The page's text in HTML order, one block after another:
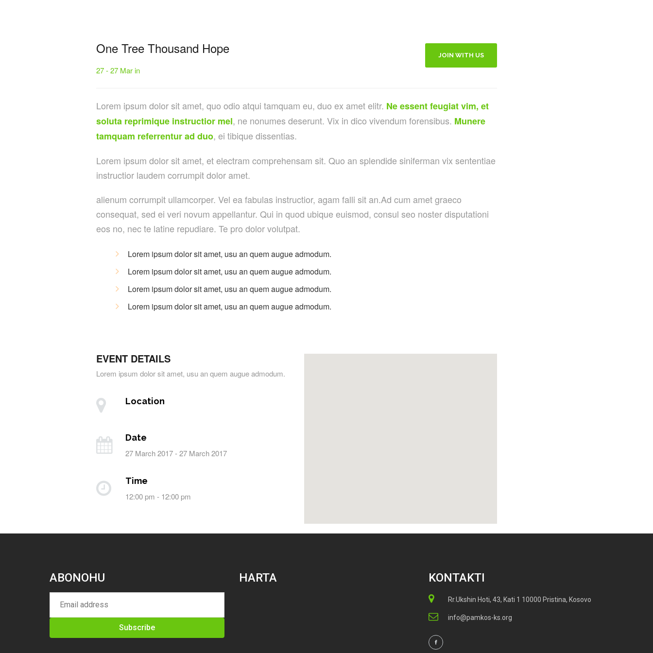
One Tree Thousand Hope
27 - 27 Mar in
JOIN WITH US
Lorem ipsum dolor sit amet, quo odio atqui tamquam eu, duo ex amet elitr. Ne essent feugiat vim, et
soluta reprimique instructior mel, ne nonumes deserunt. Vix in dico vivendum forensibus. Munere
tamquam referrentur ad duo, ei tibique dissentias.
Lorem ipsum dolor sit amet, et electram comprehensam sit. Quo an splendide siniferman vix sententiae
instructior laudem corrumpit dolor amet.
alienum corrumpit ullamcorper. Vel ea fabulas instructior, agam falli sit an.Ad cum amet graeco
consequat, sed ei veri novum appellantur. Qui in quod ubique euismod, consul seo noster disputationi
eos no, nec te latine repudiare. Te pro dolor volutpat.
Lorem ipsum dolor sit amet, usu an quem augue admodum.
Lorem ipsum dolor sit amet, usu an quem augue admodum.
Lorem ipsum dolor sit amet, usu an quem augue admodum.
Lorem ipsum dolor sit amet, usu an quem augue admodum.
EVENT DETAILS
Lorem ipsum dolor sit amet, usu an quem augue admodum.
Location
Date
27 March 2017 - 27 March 2017
Time
12:00 pm - 12:00 pm
ABONOHU HARTA KONTAKTI
Rr.Ukshin Hoti, 43, Kati 1 10000 Pristina, Kosovo
info@pamkos-ks.org